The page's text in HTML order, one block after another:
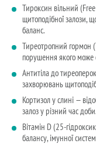
Тироксин вільний
щитоподібної залози,
баланс.
Тиреотропний гормон
порушення якого може
Антитіла до
захворювань
Кортизол у слині —
залоз у різний час доби.
Вітамін D (25-
балансу, імунної